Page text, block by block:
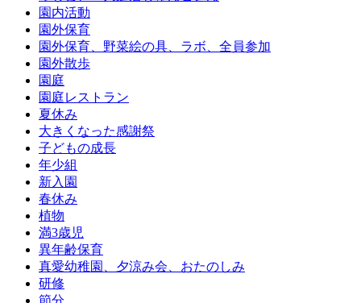
園内活動
園外保育
園外保育、野菜絵の具、ラボ、全員参加
園外散歩
園庭
園庭レストラン
夏休み
大きくなった感謝祭
子どもの成長
年少組
新入園
春休み
植物
満3歳児
異年齢保育
真愛幼稚園、夕涼み会、おたのしみ
研修
節分